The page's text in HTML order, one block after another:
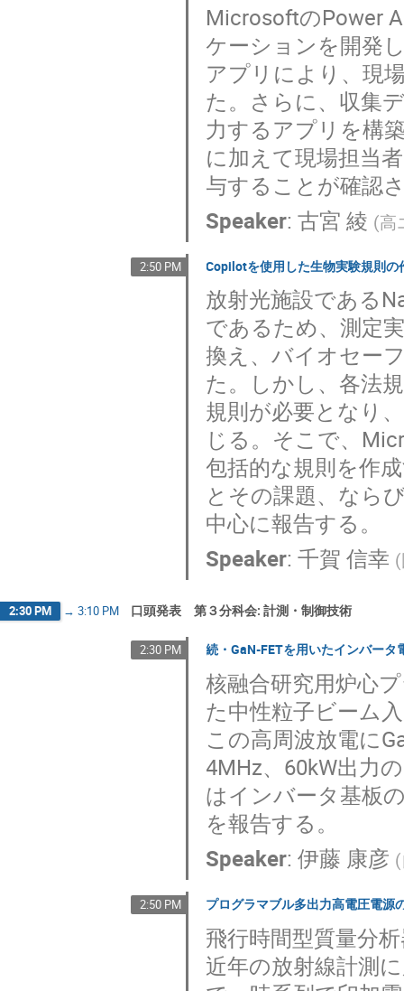
MicrosoftのPower
ケーションを開発
アプリにより、現
た。さらに、収集
力するアプリを構
に加えて現場担当
与することが確認
Speaker:古宮 綾 (高
2:50 PM Copilotを使用した生物実験規則の
放射光施設である
であるため、測定
換え、バイオセー
た。しかし、各法
規則が必要となり
じる。そこで、
包括的な規則を作
とその課題、なら
中心に報告する。
Speaker:千賀 信幸 (
2:30 PM → 3:10 PM 口頭発表 第３分科会: 計測・制御技術
2:30 PM 続・GaN-FETを用いたインバータ
核融合研究用炉心
た中性粒子ビーム
この高周波放電に
4MHz、60kW出力
はインバータ基板
を報告する。
Speaker:伊藤 康彦 (
2:50 PM プログラマブル多出力高電圧電源
飛行時間型質量分
近年の放射線計測